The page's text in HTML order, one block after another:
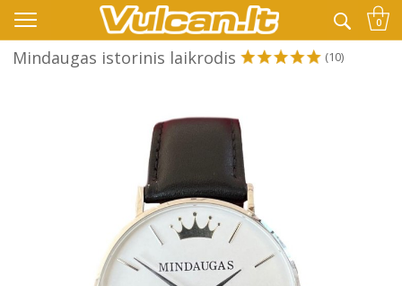
👉 -10% KODAS VISKAM PAPILDOMAI: VASARA 0
Mindaugas istorinis laikrodis (10)